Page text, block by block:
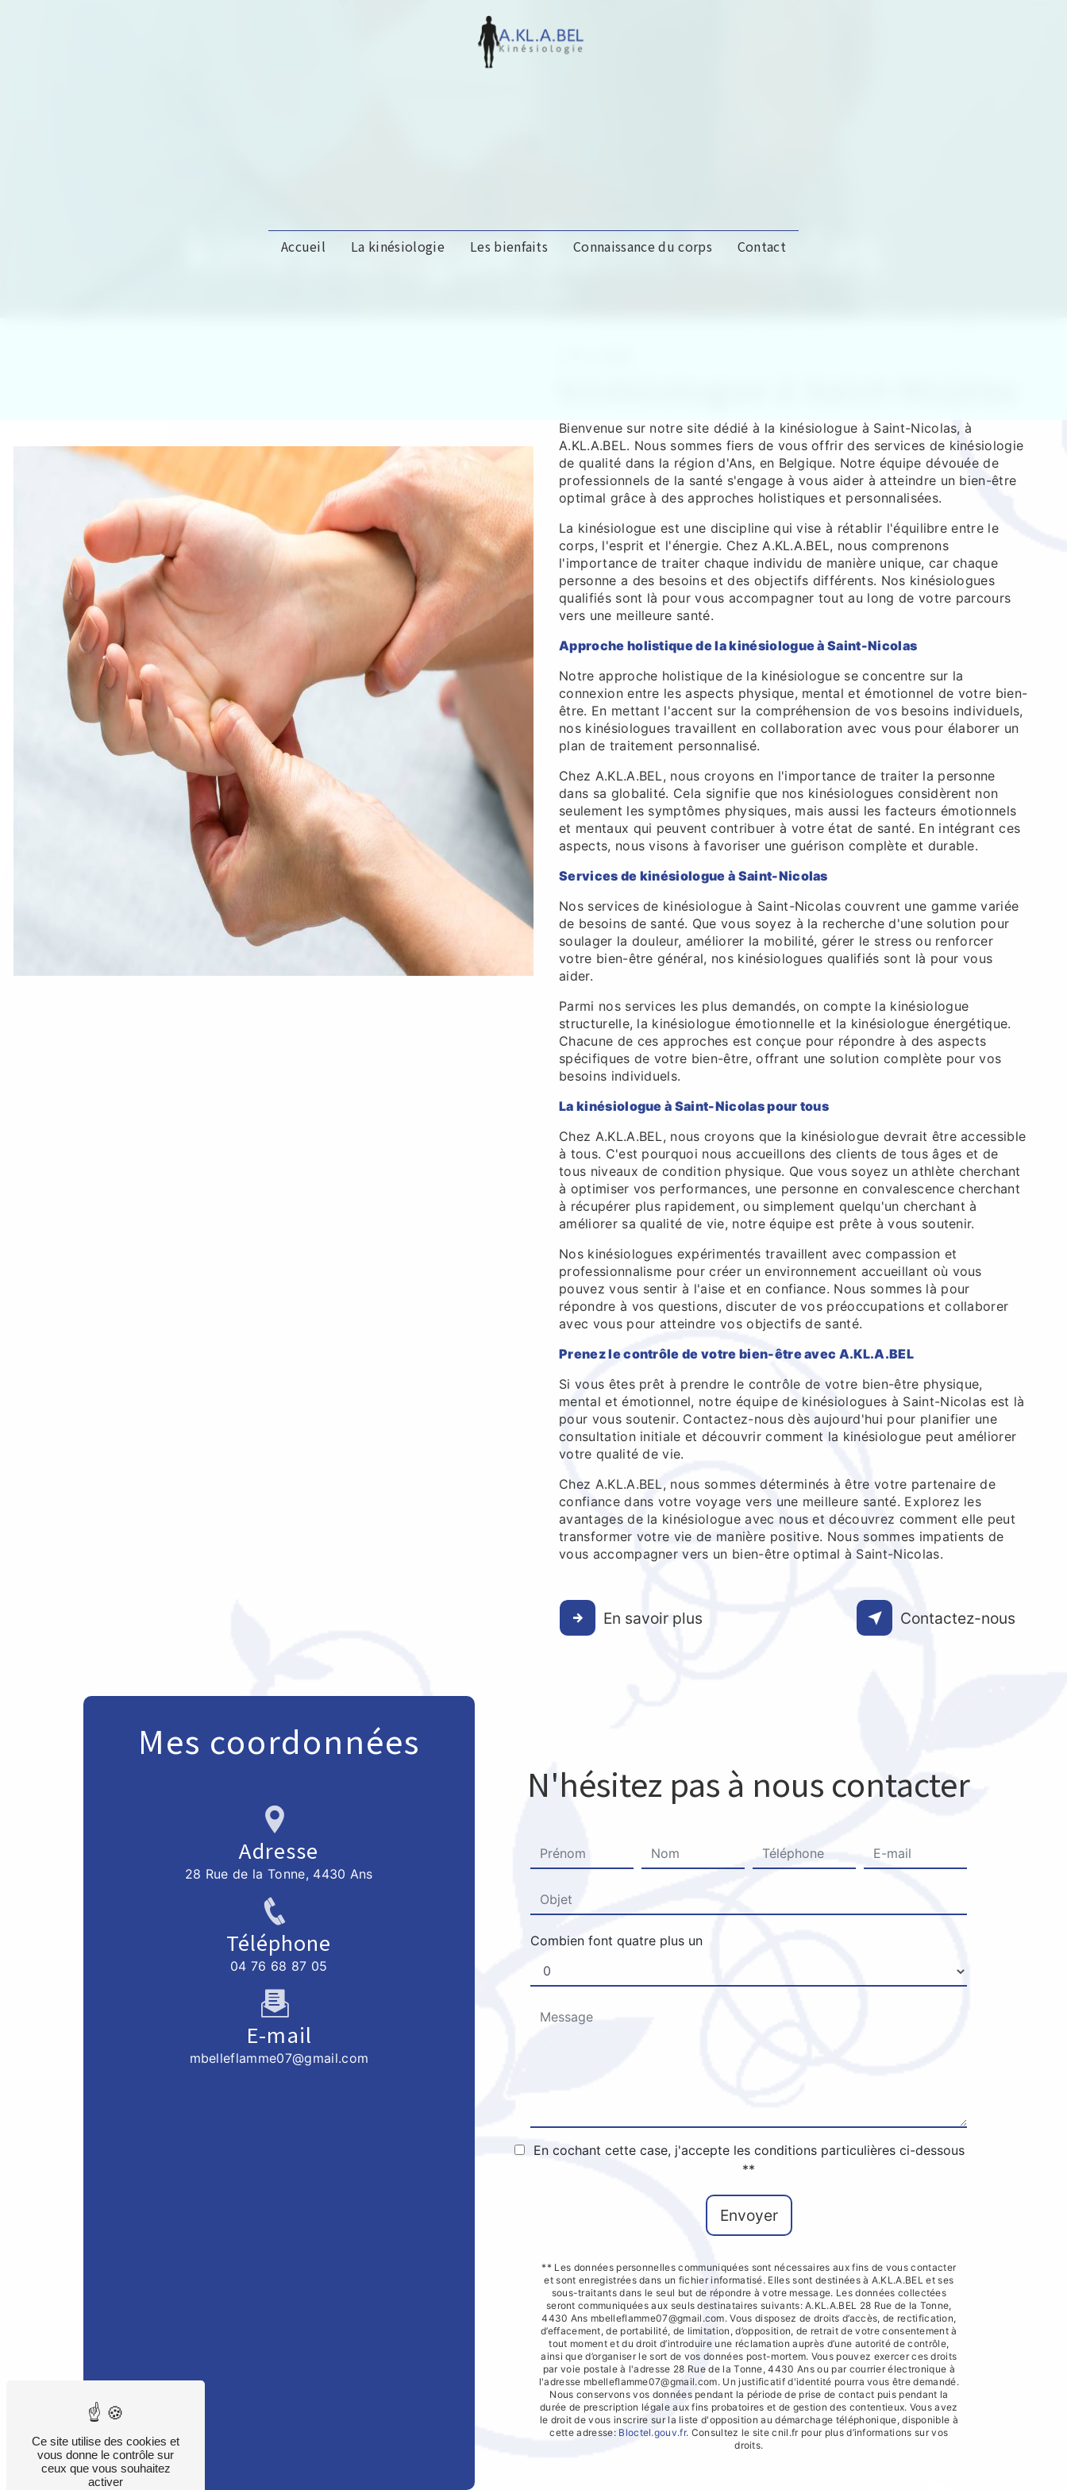
Accueil La kinésiologie Les bienfaits Connaissance du corps Contact
kinésiologue Saint-Nicolas
Bienvenue sur notre site dédié à la kinésiologue à Saint-Nicolas, à
A.KL.A.BEL. Nous sommes fiers de vous offrir des services de kinésiologie
de qualité dans la région d'Ans, en Belgique. Notre équipe dévouée de
professionnels de la santé s'engage à vous aider à atteindre un bien-être
optimal grâce à des approches holistiques et personnalisées.
La kinésiologue est une discipline qui vise à rétablir l'équilibre entre le
corps, l'esprit et l'énergie. Chez A.KL.A.BEL, nous comprenons
l'importance de traiter chaque individu de manière unique, car chaque
personne a des besoins et des objectifs différents. Nos kinésiologues
qualifiés sont là pour vous accompagner tout au long de votre parcours
vers une meilleure santé.
Approche holistique de la kinésiologue à Saint-Nicolas
Notre approche holistique de la kinésiologue se concentre sur la
connexion entre les aspects physique, mental et émotionnel de votre bien-
être. En mettant l'accent sur la compréhension de vos besoins individuels,
nos kinésiologues travaillent en collaboration avec vous pour élaborer un
plan de traitement personnalisé.
Chez A.KL.A.BEL, nous croyons en l'importance de traiter la personne
dans sa globalité. Cela signifie que nos kinésiologues considèrent non
seulement les symptômes physiques, mais aussi les facteurs émotionnels
et mentaux qui peuvent contribuer à votre état de santé. En intégrant ces
aspects, nous visons à favoriser une guérison complète et durable.
Services de kinésiologue à Saint-Nicolas
Nos services de kinésiologue à Saint-Nicolas couvrent une gamme variée
de besoins de santé. Que vous soyez à la recherche d'une solution pour
soulager la douleur, améliorer la mobilité, gérer le stress ou renforcer
votre bien-être général, nos kinésiologues qualifiés sont là pour vous
aider.
Parmi nos services les plus demandés, on compte la kinésiologue
structurelle, la kinésiologue émotionnelle et la kinésiologue énergétique.
Chacune de ces approches est conçue pour répondre à des aspects
spécifiques de votre bien-être, offrant une solution complète pour vos
besoins individuels.
La kinésiologue à Saint-Nicolas pour tous
Chez A.KL.A.BEL, nous croyons que la kinésiologue devrait être accessible
à tous. C'est pourquoi nous accueillons des clients de tous âges et de
tous niveaux de condition physique. Que vous soyez un athlète cherchant
à optimiser vos performances, une personne en convalescence cherchant
à récupérer plus rapidement, ou simplement quelqu'un cherchant à
améliorer sa qualité de vie, notre équipe est prête à vous soutenir.
Nos kinésiologues expérimentés travaillent avec compassion et
professionnalisme pour créer un environnement accueillant où vous
pouvez vous sentir à l'aise et en confiance. Nous sommes là pour
répondre à vos questions, discuter de vos préoccupations et collaborer
avec vous pour atteindre vos objectifs de santé.
Prenez le contrôle de votre bien-être avec A.KL.A.BEL
Si vous êtes prêt à prendre le contrôle de votre bien-être physique,
mental et émotionnel, notre équipe de kinésiologues à Saint-Nicolas est là
pour vous soutenir. Contactez-nous dès aujourd'hui pour planifier une
consultation initiale et découvrir comment la kinésiologue peut améliorer
votre qualité de vie.
Chez A.KL.A.BEL, nous sommes déterminés à être votre partenaire de
confiance dans votre voyage vers une meilleure santé. Explorez les
avantages de la kinésiologue avec nous et découvrez comment elle peut
transformer votre vie de manière positive. Nous sommes impatients de
vous accompagner vers un bien-être optimal à Saint-Nicolas.
En savoir plus Contactez-nous
N'hésitez pas à nous contacter
Combien font quatre plus un
En cochant cette case, j'accepte les conditions particulières ci-dessous
**
Envoyer
** Les données personnelles communiquées sont nécessaires aux fins de vous contacter
et sont enregistrées dans un fichier informatisé. Elles sont destinées à A.KL.A.BEL et ses
sous-traitants dans le seul but de répondre à votre message. Les données collectées
seront communiquées aux seuls destinataires suivants: A.KL.A.BEL 28 Rue de la Tonne,
4430 Ans mbelleflamme07@gmail.com. Vous disposez de droits d’accès, de rectification,
d’effacement, de portabilité, de limitation, d’opposition, de retrait de votre consentement à
tout moment et du droit d’introduire une réclamation auprès d’une autorité de contrôle,
ainsi que d’organiser le sort de vos données post-mortem. Vous pouvez exercer ces droits
par voie postale à l'adresse 28 Rue de la Tonne, 4430 Ans ou par courrier électronique à
l'adresse mbelleflamme07@gmail.com. Un justificatif d'identité pourra vous être demandé.
Nous conservons vos données pendant la période de prise de contact puis pendant la
durée de prescription légale aux fins probatoires et de gestion des contentieux. Vous avez
le droit de vous inscrire sur la liste d'opposition au démarchage téléphonique, disponible à
cette adresse: Bloctel.gouv.fr. Consultez le site cnil.fr pour plus d’informations sur vos
droits.
Mes coordonnées
Adresse
28 Rue de la Tonne, 4430 Ans
Téléphone
04 76 68 87 05
E-mail
mbelleflamme07@gmail.com
Ce site utilise des cookies et
vous donne le contrôle sur
ceux que vous souhaitez
activer